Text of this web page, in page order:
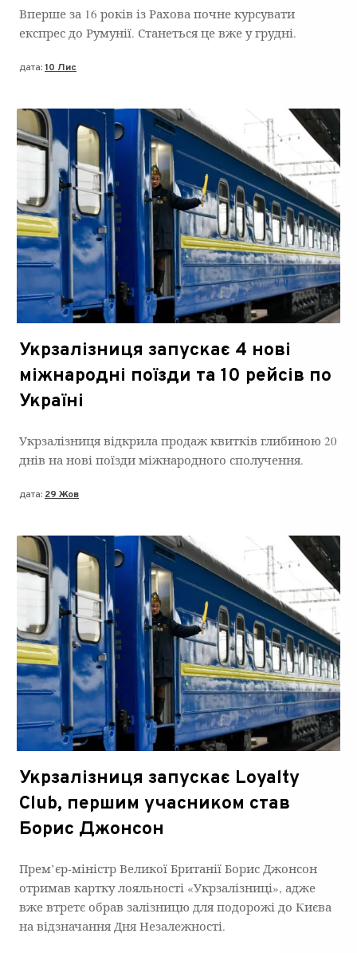
Вперше за 16 років із Рахова почне курсувати
експрес до Румунії. Станеться це вже у грудні.
дата:10 Лис
Укрзалізниця запускає 4 нові
міжнародні поїзди та 10 рейсів по
Україні
Укрзалізниця відкрила продаж квитків глибиною 20
днів на нові поїзди міжнародного сполучення.
дата: 29 Жов
Укрзалізниця запускає Loyalty
Club, першим учасником став
Борис Джонсон
Прем’єр-міністр Великої Британії Борис Джонсон
отримав картку лояльності «Укрзалізниці», адже
вже втретє обрав залізницю для подорожі до Києва
на відзначання Дня Незалежності.